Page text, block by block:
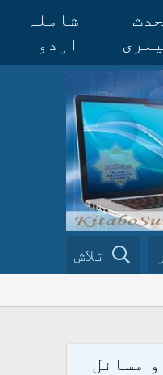
شاملہ
اردو
تلاش
و مسائل